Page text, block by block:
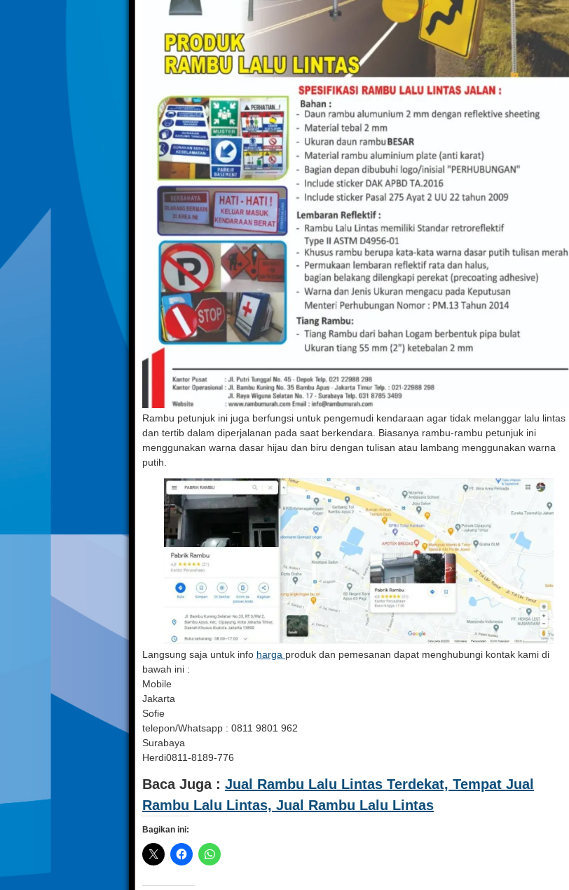
Rambu petunjuk ini juga berfungsi untuk pengemudi kendaraan agar tidak melanggar lalu lintas
dan tertib dalam diperjalanan pada saat berkendara. Biasanya rambu-rambu petunjuk ini
menggunakan warna dasar hijau dan biru dengan tulisan atau lambang menggunakan warna
putih.
Langsung saja untuk info harga produk dan pemesanan dapat menghubungi kontak kami di
bawah ini :
Mobile
Jakarta
Sofie
telepon/Whatsapp : 0811 9801 962
Surabaya
Herdi0811-8189-776
Baca Juga : Jual Rambu Lalu Lintas Terdekat, Tempat Jual
Rambu Lalu Lintas, Jual Rambu Lalu Lintas
Bagikan ini: